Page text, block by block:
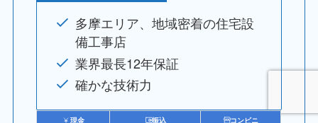
多摩エリア、地域密着の住宅設
備工事店
業界最長12年保証
確かな技術力
現金 振込 コンビニ